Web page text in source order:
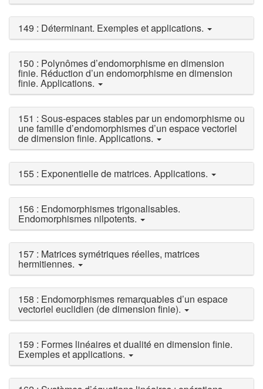
149 : Déterminant. Exemples et applications.
150 : Polynômes d’endomorphisme en dimension
finie. Réduction d’un endomorphisme en dimension
finie. Applications.
151 : Sous-espaces stables par un endomorphisme ou
une famille d’endomorphismes d’un espace vectoriel
de dimension finie. Applications.
155 : Exponentielle de matrices. Applications.
156 : Endomorphismes trigonalisables.
Endomorphismes nilpotents.
157 : Matrices symétriques réelles, matrices
hermitiennes.
158 : Endomorphismes remarquables d’un espace
vectoriel euclidien (de dimension finie).
159 : Formes linéaires et dualité en dimension finie.
Exemples et applications.